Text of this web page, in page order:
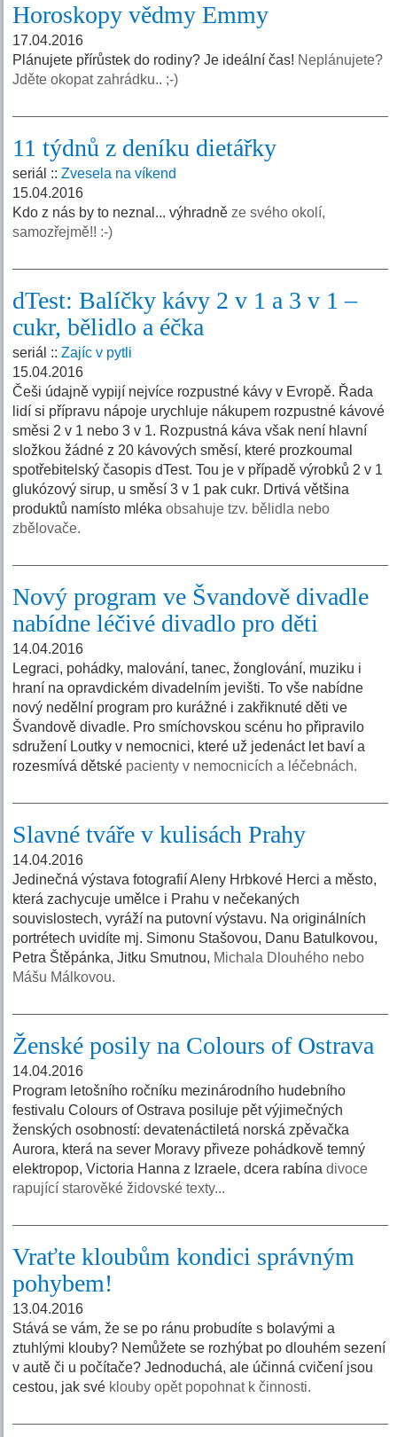
Horoskopy vědmy Emmy
17.04.2016
Plánujete přírůstek do rodiny? Je ideální čas! Neplánujete?
Jděte okopat zahrádku.. ;-)
11 týdnů z deníku dietářky
seriál ::Zvesela na víkend
15.04.2016
Kdo z nás by to neznal... výhradně ze svého okolí,
samozřejmě!! :-)
dTest: Balíčky kávy 2 v 1 a 3 v 1 –
cukr, bělidlo a éčka
seriál ::Zajíc v pytli
15.04.2016
Češi údajně vypijí nejvíce rozpustné kávy v Evropě. Řada
lidí si přípravu nápoje urychluje nákupem rozpustné kávové
směsi 2 v 1 nebo 3 v 1. Rozpustná káva však není hlavní
složkou žádné z 20 kávových směsí, které prozkoumal
spotřebitelský časopis dTest. Tou je v případě výrobků 2 v 1
glukózový sirup, u směsí 3 v 1 pak cukr. Drtivá většina
produktů namísto mlékaobsahuje tzv. bělidla nebo
zbělovače.
Nový program ve Švandově divadle
nabídne léčivé divadlo pro děti
14.04.2016
Legraci, pohádky, malování, tanec, žonglování, muziku i
hraní na opravdickém divadelním jevišti. To vše nabídne
nový nedělní program pro kurážné i zakřiknuté děti ve
Švandově divadle. Pro smíchovskou scénu ho připravilo
sdružení Loutky v nemocnici, které už jedenáct let baví a
rozesmívá dětské pacienty v nemocnicích a léčebnách.
Slavné tváře v kulisách Prahy
14.04.2016
Jedinečná výstava fotografií Aleny Hrbkové Herci a město,
která zachycuje umělce i Prahu v nečekaných
souvislostech, vyráží na putovní výstavu. Na originálních
portrétech uvidíte mj. Simonu Stašovou, Danu Batulkovou,
Petra Štěpánka, Jitku Smutnou, Michala Dlouhého nebo
Mášu Málkovou.
Ženské posily na Colours of Ostrava
14.04.2016
Program letošního ročníku mezinárodního hudebního
festivalu Colours of Ostrava posiluje pět výjimečných
ženských osobností: devatenáctiletá norská zpěvačka
Aurora, která na sever Moravy přiveze pohádkově temný
elektropop, Victoria Hanna z Izraele, dcera rabínadivoce
rapující starověké židovské texty...
Vraťte kloubům kondici správným
pohybem!
13.04.2016
Stává se vám, že se po ránu probudíte s bolavými a
ztuhlými klouby? Nemůžete se rozhýbat po dlouhém sezení
v autě či u počítače? Jednoduchá, ale účinná cvičení jsou
cestou, jak své klouby opět popohnat k činnosti.